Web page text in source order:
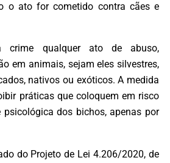
o ato for cometido contra cães e
crime qualquer ato de abuso,
em animais, sejam eles silvestres,
nativos ou exóticos. A medida
práticas que coloquem em risco
dos bichos, apenas por
do Projeto de Lei 4.206/2020, de